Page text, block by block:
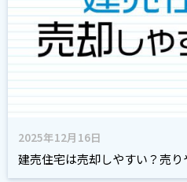
2025年12月16日
建売住宅は売却しやすい？売